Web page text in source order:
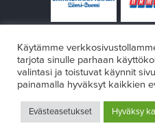
Design:VÄRIKÄS
Käytämme
tarjota sinulle parhaan
valintasi ja toistuvat käynnit
painamalla hyväksyt kaikkien
Evästeasetukset Hyväksy